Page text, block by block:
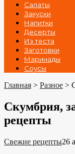
Салаты
Закуски
Напитки
Десерты
Из теста
Заготовки
Маринады
Соусы
Главная > Разное >
Скумбрия,
рецепты
Свежие рецепты26